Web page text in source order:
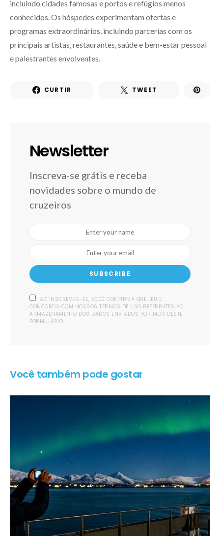
incluindo cidades famosas e portos e refúgios menos
conhecidos. Os hóspedes experimentam ofertas e
programas extraordinários, incluindo parcerias com os
principais artistas, restaurantes, saúde e bem-estar pessoal
e palestrantes envolventes.
CURTIR TWEET
Newsletter
Inscreva-se grátis e receba
novidades sobre o mundo de
cruzeiros
SUBSCRIBE
AO INSCREVER-SE, VOCÊ CONFIRMA QUE LEU E
CONCORDA COM NOSSOS TERMOS DE USO REFERENTES AO
ARMAZENAMENTO DOS DADOS ENVIADOS POR MEIO DESTE
FORMULÁRIO.
Você também pode gostar